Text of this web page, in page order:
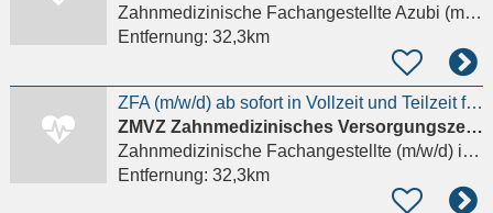
Zahnmedizinische Fachangestellte Azubi (m/w/d)
Entfernung: 32,3km
ZFA (m/w/d) ab sofort in Vollzeit und Teilzeit für innovative Zahnarztpraxis
ZMVZ Zahnmedizinisches Versorgungszentrum Carolinum Plus GmbH
Zahnmedizinische Fachangestellte (m/w/d)in Frankfurt am Main, Sachsenhausen
Entfernung: 32,3km